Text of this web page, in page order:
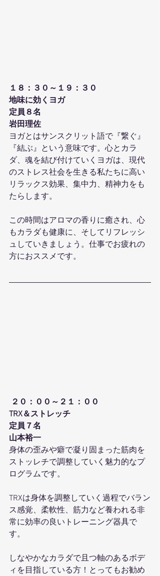
１８：３０～１９：３０
地味に効くヨガ
定員８名
岩田理佐
ヨガとはサンスクリット語で『繋ぐ』
『結ぶ』という意味です。心とカラ
ダ、魂を結び付けていくヨガは、現代
のストレス社会を生きる私たちに高い
リラックス効果、集中力、精神力をも
たらします。
この時間はアロマの香りに癒され、心
もカラダも健康に、そしてリフレッシ
ュしていきましょう。仕事でお疲れの
方におススメです。
２０：００～２１：００
TRX＆ストレッチ
定員７名
山本裕一
身体の歪みや癖で凝り固まった筋肉を
ストッレチで調整していく魅力的なプ
ログラムです。
TRXは身体を調整していく過程でバラン
ス感覚、柔軟性、筋力など養われる非
常に効率の良いトレーニング器具で
す。
しなやかなカラダで且つ軸のあるボデ
ィを目指している方！とってもお勧め